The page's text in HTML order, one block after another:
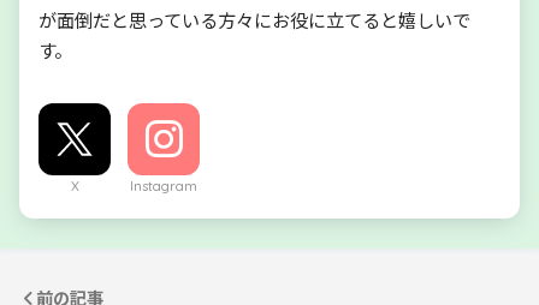
が面倒だと思っている方々にお役に立てると嬉しいで
す。
X Instagram
前の記事